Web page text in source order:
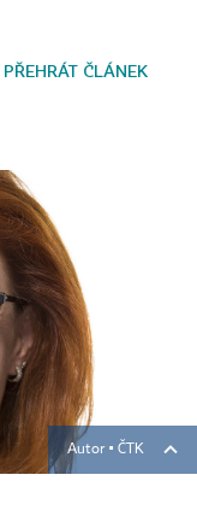
PŘEHRÁT ČLÁNEK
Autor ▪ ČTK